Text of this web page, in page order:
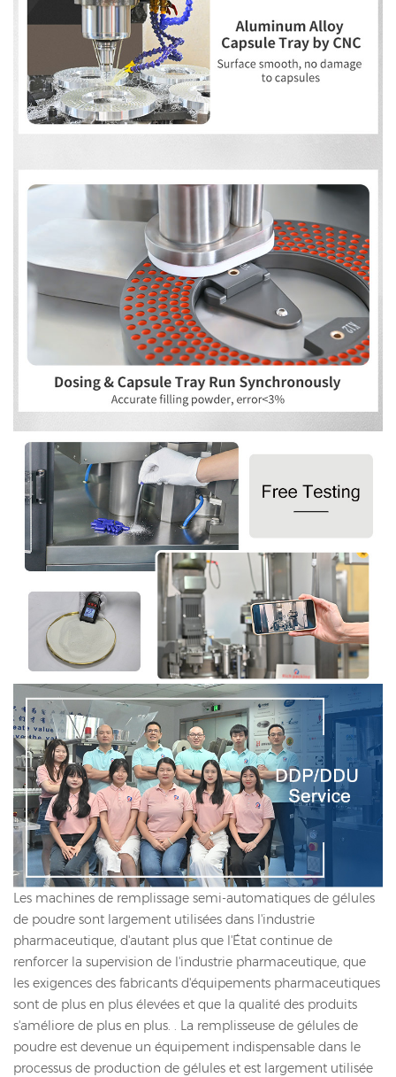
Les machines de remplissage semi-automatiques de gélules
de poudre sont largement utilisées dans l'industrie
pharmaceutique, d'autant plus que l'État continue de
renforcer la supervision de l'industrie pharmaceutique, que
les exigences des fabricants d'équipements pharmaceutiques
sont de plus en plus élevées et que la qualité des produits
s'améliore de plus en plus. . La remplisseuse de gélules de
poudre est devenue un équipement indispensable dans le
processus de production de gélules et est largement utilisée